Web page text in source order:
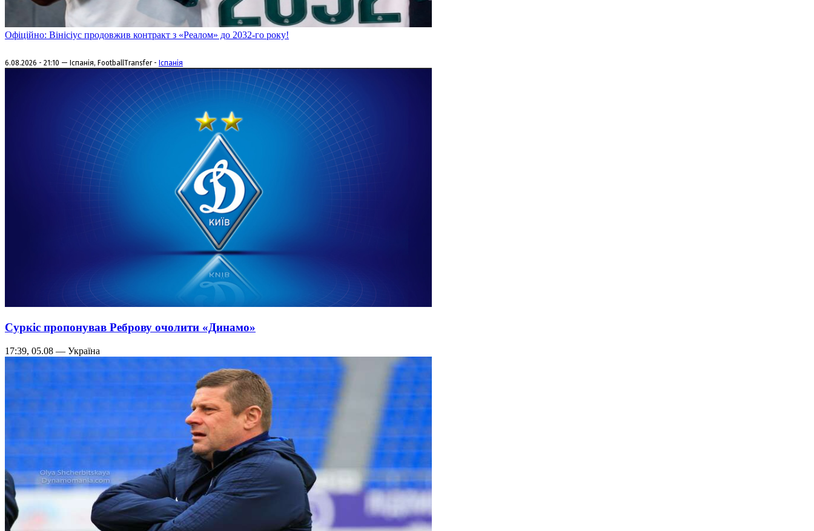
Офіційно: Вінісіус продовжив контракт з «Реалом» до 2032-го року!
6.08.2026 - 21:10 — Іспанія, FootballTransfer - Іспанія
Суркіс пропонував Реброву очолити «Динамо»
17:39, 05.08 — Україна